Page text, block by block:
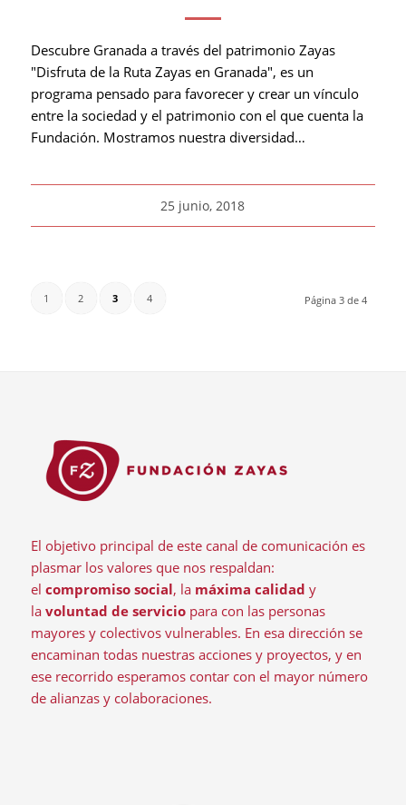
Descubre Granada a través del patrimonio Zayas
"Disfruta de la Ruta Zayas en Granada", es un
programa pensado para favorecer y crear un vínculo
entre la sociedad y el patrimonio con el que cuenta la
Fundación. Mostramos nuestra diversidad…
25 junio, 2018
Página 3 de 4
1 2 3 4
El objetivo principal de este canal de comunicación es
plasmar los valores que nos respaldan:
el compromiso social, la máxima calidad y
la voluntad de serviciopara con las personas
mayores y colectivos vulnerables. En esa dirección se
encaminan todas nuestras acciones y proyectos, y en
ese recorrido esperamos contar con el mayor número
de alianzas y colaboraciones.